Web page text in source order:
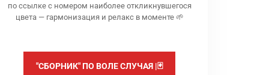
по ссылке с номером наиболее откликнувшегося
цвета — гармонизация и релакс в моменте 🌱
"СБОРНИК" ПО ВОЛЕ СЛУЧАЯ |🃏